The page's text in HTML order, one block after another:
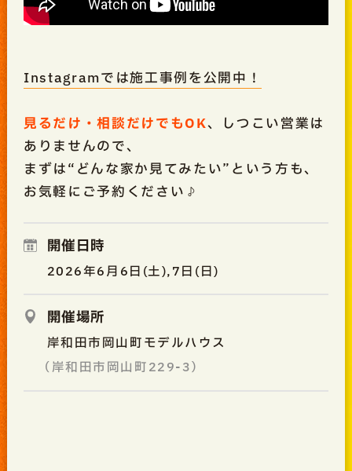
Instagramでは施工事例を公開中！
見るだけ・相談だけでもOK、しつこい営業は
ありませんので、
まずは“どんな家か見てみたい”という方も、
お気軽にご予約ください♪
開催日時
2026年6月6日(土),7日(日)
開催場所
岸和田市岡山町モデルハウス
（岸和田市岡山町229-3）